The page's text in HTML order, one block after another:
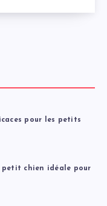
pour les petits
petit chien idéale pour